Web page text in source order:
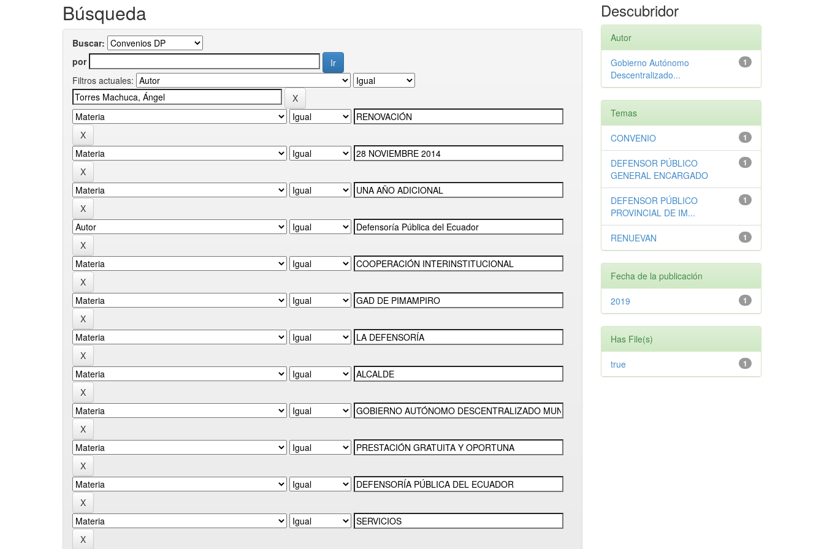
Búsqueda
Buscar:
por
Filtros actuales:
Descubridor
Autor
1
Gobierno Autónomo
Descentralizado...
Temas
1
CONVENIO
1
DEFENSOR PÚBLICO
GENERAL ENCARGADO
1
DEFENSOR PÚBLICO
PROVINCIAL DE IM...
1
RENUEVAN
Fecha de la publicación
1
2019
Has File(s)
1
true